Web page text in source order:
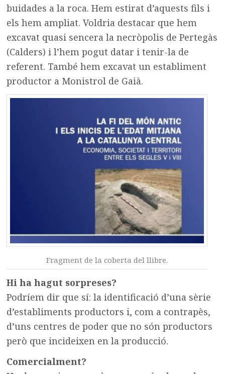
buidades a la roca. Hem estirat d’aquests fils i
els hem ampliat. Voldria destacar que hem
excavat quasi sencera la necròpolis de Pertegàs
(Calders) i l’hem pogut datar i tenir-la de
referent. També hem excavat un establiment
productor a Monistrol de Gaià.
Fragment de la coberta del llibre.
Hi ha hagut sorpreses?
Podríem dir que sí: la identificació d’una sèrie
d’establiments productors i, com a contrapès,
d’uns centres de poder que no són productors
però que incideixen en la producció.
Comercialment?